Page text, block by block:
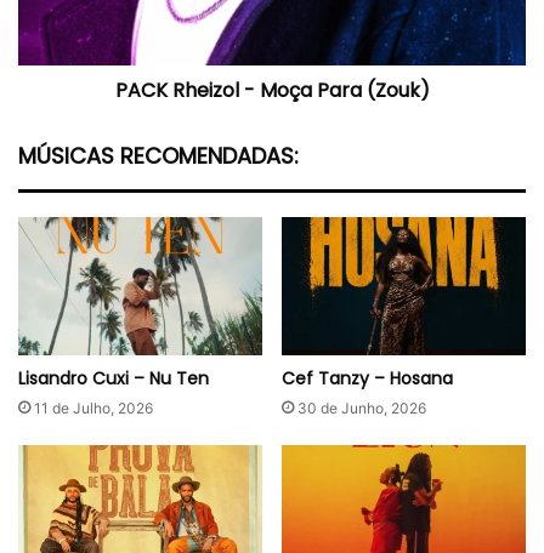
e
a
s
k
i
d
i
z
M
o
ç
a
a
(
o
u
k
PACK Rheizol - Moça Para (Zouk)
MÚSICAS RECOMENDADAS:
Lisandro Cuxi – Nu Ten
11 de Julho, 2026
Cef Tanzy – Hosana
30 de Junho, 2026